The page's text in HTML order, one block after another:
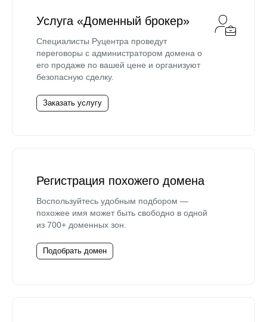
Услуга «Доменный брокер»
Специалисты Руцентра проведут
переговоры с администратором домена о
его продаже по вашей цене и организуют
безопасную сделку.
Заказать услугу
Регистрация похожего домена
Воспользуйтесь удобным подбором —
похожее имя может быть свободно в одной
из 700+ доменных зон.
Подобрать домен